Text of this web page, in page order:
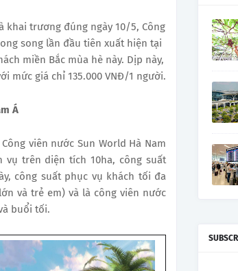
khai trương đúng ngày 10/5, Công
song lần đầu tiên xuất hiện tại
miền Bắc mùa hè này. Dịp này,
mức giá chỉ 135.000 VNĐ/1 người.
Á
viên nước Sun World Hà Nam
vụ trên diện tích 10ha, công suất
công suất phục vụ khách tối đa
và trẻ em) và là công viên nước
buổi tối.